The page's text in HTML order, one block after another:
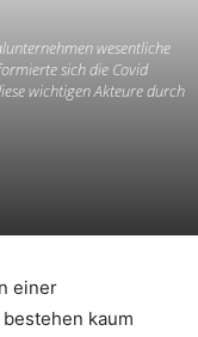
wesentliche
sich die Covid
wichtigen Akteure durch
einer
kaum